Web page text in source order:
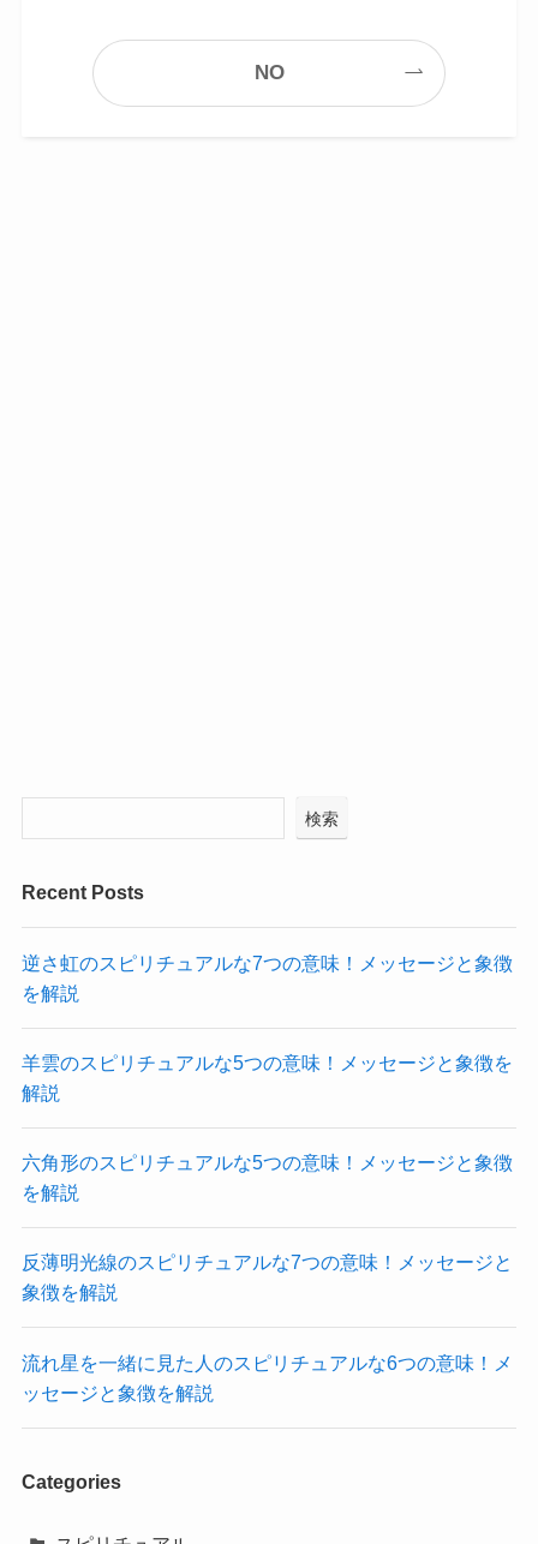
NO
検索
Recent Posts
逆さ虹のスピリチュアルな7つの意味！メッセージと象徴
を解説
羊雲のスピリチュアルな5つの意味！メッセージと象徴を
解説
六角形のスピリチュアルな5つの意味！メッセージと象徴
を解説
反薄明光線のスピリチュアルな7つの意味！メッセージと
象徴を解説
流れ星を一緒に見た人のスピリチュアルな6つの意味！メ
ッセージと象徴を解説
Categories